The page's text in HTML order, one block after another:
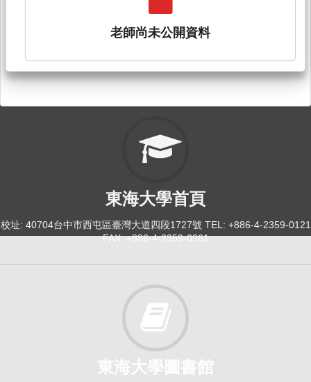
老師尚未公開資料
東海大學首頁
校址: 40704台中市西屯區臺灣大道四段1727號 TEL: +886-4-2359-0121
FAX: +886-4-2359-0361
東海大學圖書館